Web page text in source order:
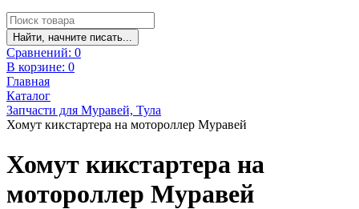
Найти, начните писать...
Сравнений: 0
В корзине: 0
Главная
Каталог
Запчасти для Муравей, Тула
Хомут кикстартера на мотороллер Муравей
Хомут кикстартера на
мотороллер Муравей